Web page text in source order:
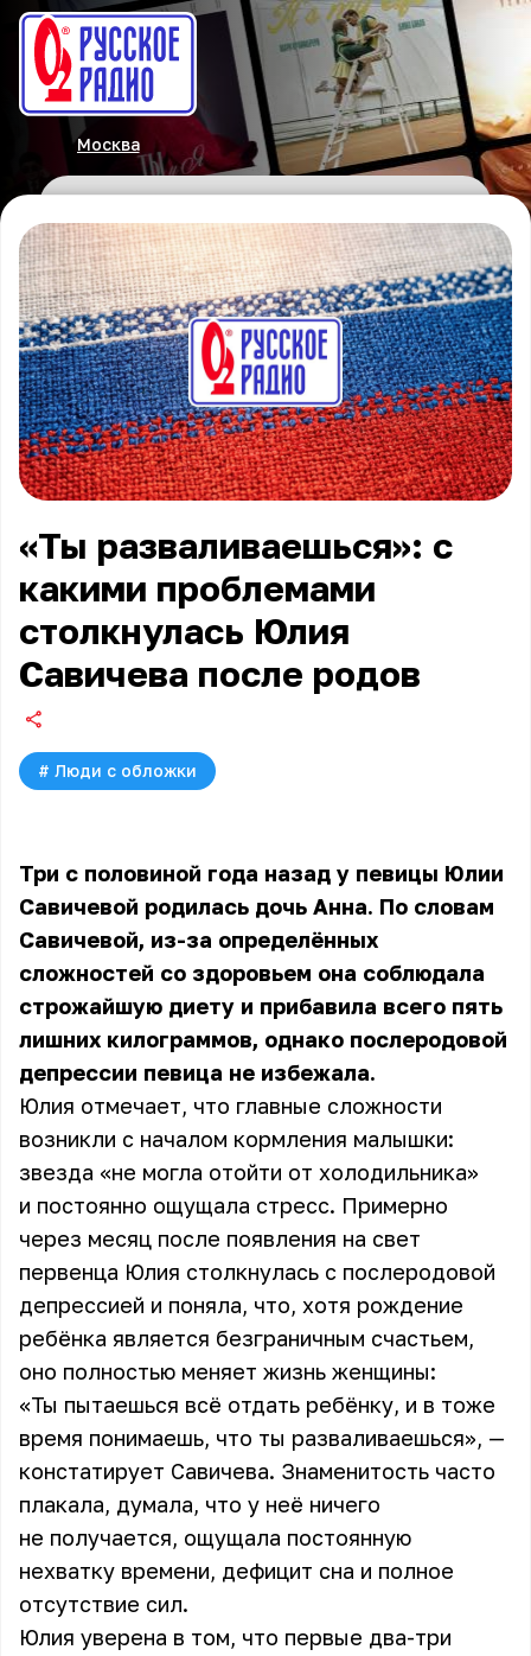
Москва
«Ты разваливаешься»: с
какими проблемами
столкнулась Юлия
Савичева после родов
# Люди с обложки
Три с половиной года назад у певицы Юлии
Савичевой родилась дочь Анна. По словам
Савичевой, из-за определённых
сложностей со здоровьем она соблюдала
строжайшую диету и прибавила всего пять
лишних килограммов, однако послеродовой
депрессии певица не избежала.
Юлия отмечает, что главные сложности
возникли с началом кормления малышки:
звезда «не могла отойти от холодильника»
и постоянно ощущала стресс. Примерно
через месяц после появления на свет
первенца Юлия столкнулась с послеродовой
депрессией и поняла, что, хотя рождение
ребёнка является безграничным счастьем,
оно полностью меняет жизнь женщины:
«Ты пытаешься всё отдать ребёнку, и в тоже
время понимаешь, что ты разваливаешься», —
констатирует Савичева. Знаменитость часто
плакала, думала, что у неё ничего
не получается, ощущала постоянную
нехватку времени, дефицит сна и полное
отсутствие сил.
Юлия уверена в том, что первые два-три